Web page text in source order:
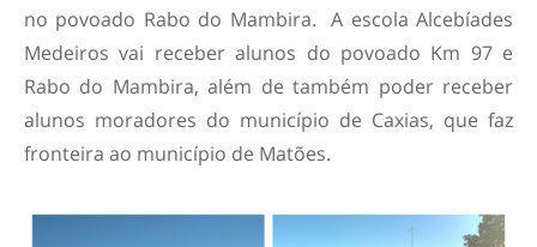
no povoado Rabo do Mambira. A escola Alcebíades
Medeiros vai receber alunos do povoado Km 97 e
Rabo do Mambira, além de também poder receber
alunos moradores do município de Caxias, que faz
fronteira ao município de Matões.